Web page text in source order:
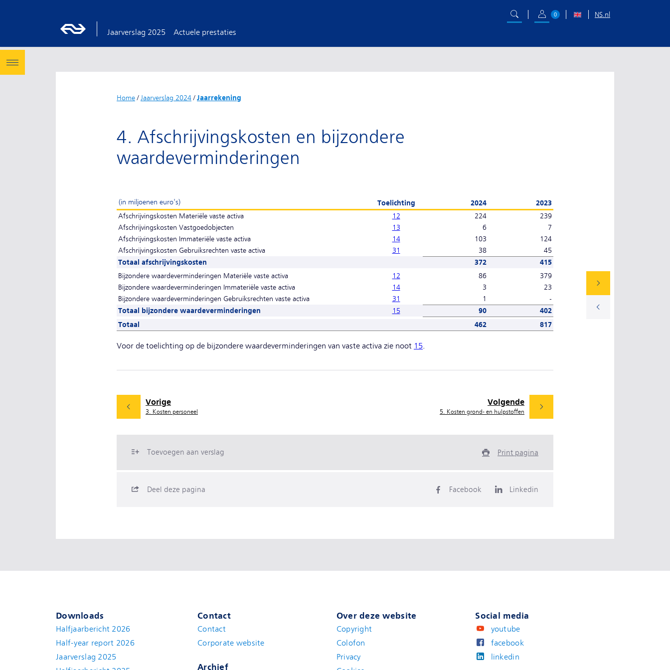
Jaarverslag 2025 Actuele prestaties
0 NS.nl
Home/ Jaarverslag 2024/Jaarrekening
4. Afschrijvingskosten en bijzondere
waardeverminderingen
(in miljoenen euro's) Toelichting 2024
2023
Afschrijvingskosten Materiële vaste activa
12 224
239
Afschrijvingskosten Vastgoedobjecten
13 6
7
Afschrijvingskosten Immateriële vaste activa
14 103
124
Afschrijvingskosten Gebruiksrechten vaste activa
31 38
45
Totaal afschrijvingskosten
372
415
Bijzondere waardeverminderingen Materiële vaste activa
12 86
379
Bijzondere waardeverminderingen Immateriële vaste activa
14 3
23
Bijzondere waardeverminderingen Gebruiksrechten vaste activa
31 1
-
Totaal bijzondere waardeverminderingen
15 90
402
Totaal
462 817
Voor de toelichting op de bijzondere waardeverminderingen van vaste activa zie noot 15.
Volgende
5. Kosten grond- en hulpstoffen
Vorige
3. Kosten personeel
Toevoegen aan verslag Print pagina
Deel deze pagina Facebook Linkedin
Downloads
Halfjaarbericht 2026
Half-year report 2026
Jaarverslag 2025
Contact
Contact(new window)
Corporate website
Archief
Over deze website
Copyright
Colofon
Privacy
Social media
youtube
facebook
linkedin